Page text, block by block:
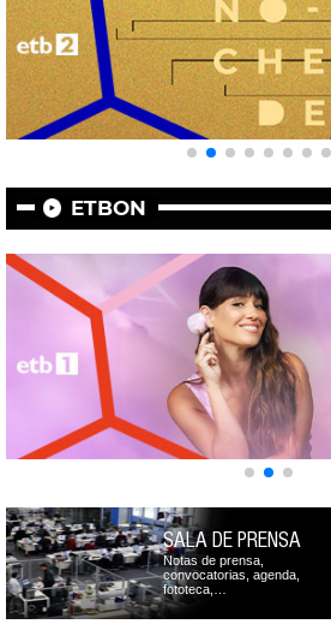
ETBON
SALA DE PRENSA
Notas de prensa,
convocatorias, agenda,
fototeca,…